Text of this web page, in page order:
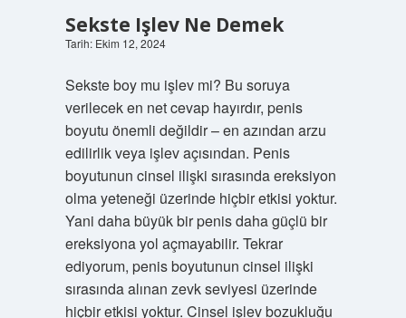
Sekste Işlev Ne Demek
Tarih: Ekim 12, 2024
Sekste boy mu işlev mi? Bu soruya
verilecek en net cevap hayırdır, penis
boyutu önemli değildir – en azından arzu
edilirlik veya işlev açısından. Penis
boyutunun cinsel ilişki sırasında ereksiyon
olma yeteneği üzerinde hiçbir etkisi yoktur.
Yani daha büyük bir penis daha güçlü bir
ereksiyona yol açmayabilir. Tekrar
ediyorum, penis boyutunun cinsel ilişki
sırasında alınan zevk seviyesi üzerinde
hiçbir etkisi yoktur. Cinsel işlev bozukluğu